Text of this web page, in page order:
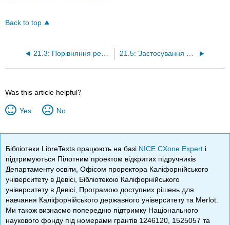
Back to top
21.3: Порівняння резонансного та молекулярно-орбітального методів
Was this article helpful?
Yes No
Бібліотеки LibreTexts працюють на базі NICE CXone Expert і
підтримуються Пілотним проектом відкритих підручників
Департаменту освіти, Офісом проректора Каліфорнійського
університету в Девісі, Бібліотекою Каліфорнійського
університету в Девісі, Програмою доступних рішень для
навчання Каліфорнійського державного університету та Merlot.
Ми також визнаємо попередню підтримку Національного
наукового фонду під номерами грантів 1246120, 1525057 та